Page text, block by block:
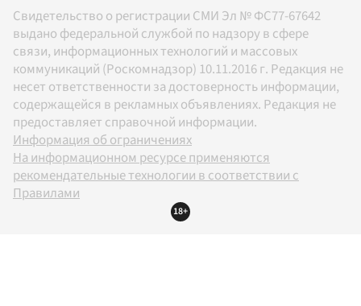
Свидетельство о регистрации СМИ Эл № ФС77-67642
выдано федеральной службой по надзору в сфере
связи, информационных технологий и массовых
коммуникаций (Роскомнадзор) 10.11.2016 г. Редакция не
несет ответственности за достоверность информации,
содержащейся в рекламных объявлениях. Редакция не
предоставляет справочной информации.
Информация об ограничениях
На информационном ресурсе применяются
рекомендательные технологии в соответствии с
Правилами
18+